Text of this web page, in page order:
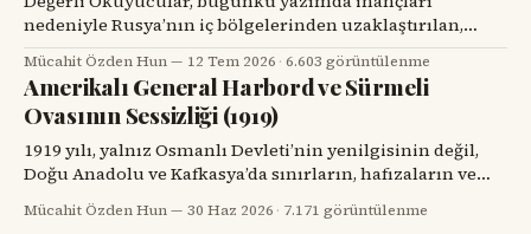
nedeniyle Rusya’nın iç bölgelerinden uzaklaştırılan,
Kars’ta köyler kurup toprağa kök salan ve tarihin başka
bir döneminde yeniden göç yollarına düşen iki
topluluğun hikâyesini dikkatinize sunacağım. Kars’ın
eski köylerinde kalın taş duvarlı bir eve, ahşap bir
verandaya, artık dönmeyen bir su değirmenine veya
Mücahit Özden Hun 12 Tem 2026 ·6.603 görüntülenme
Amerikalı General Harbord ve Sürmeli
Ovasının Sessizliği (1919)
1919 yılı, yalnız Osmanlı Devleti’nin yenilgisinin değil,
Doğu Anadolu ve Kafkasya’da sınırların, hafızaların ve
komşulukların parçalandığı bir yıldı. Savaş bitmiş
görünüyordu; fakat savaşın geride bıraktığı öfke, açlık,
Mücahit Özden Hun 30 Haz 2026 · 7.171 görüntülenme